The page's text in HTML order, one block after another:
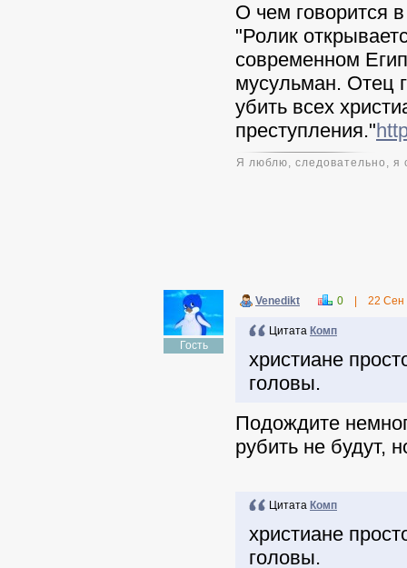
О чем говорится
"Ролик
современном
мусульман. Отец
убить всех
преступления."
Я люблю, следовательно, я
Гость
Venedikt 0 22 Сен
Цитата Комп
христиане
головы.
Подождите
рубить не будут,
Цитата Комп
христиане
головы.